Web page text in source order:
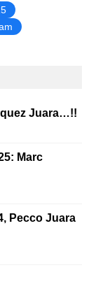
Juara…!!
Marc
Pecco Juara